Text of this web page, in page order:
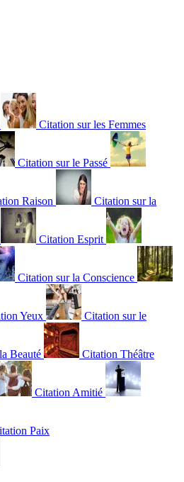
Citation sur les Femmes
Citation sur le Passé
Raison Citation sur la
Citation Esprit
Citation sur la Conscience
Yeux Citation sur le
Beauté Citation Théâtre
Citation Amitié
Paix